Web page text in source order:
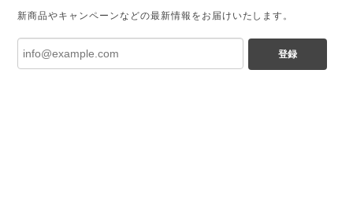
新商品やキャンペーンなどの最新情報をお届けいたします。
登録